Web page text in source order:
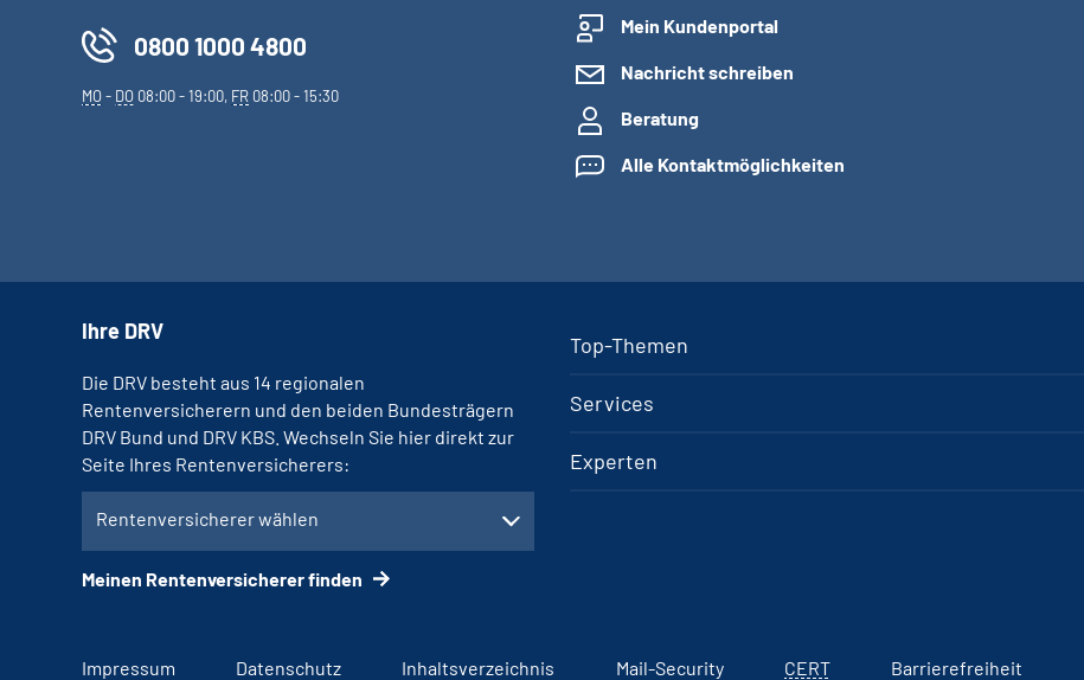
0800 1000 4800
MO- DO 08:00 - 19:00, FR 08:00 - 15:30
Mein Kundenportal
Nachricht schreiben
Beratung
Alle Kontaktmöglichkeiten
Top-Themen
Services
Experten
Ihre DRV
Die DRV besteht aus 14 regionalen
Rentenversicherern und den beiden Bundesträgern
DRV Bund und DRV KBS. Wechseln Sie hier direkt zur
Seite Ihres Rentenversicherers:
Rentenversicherer wählen
Meinen Rentenversicherer finden
Impressum Datenschutz Inhaltsverzeichnis Mail-Security CERT Barrierefreiheit